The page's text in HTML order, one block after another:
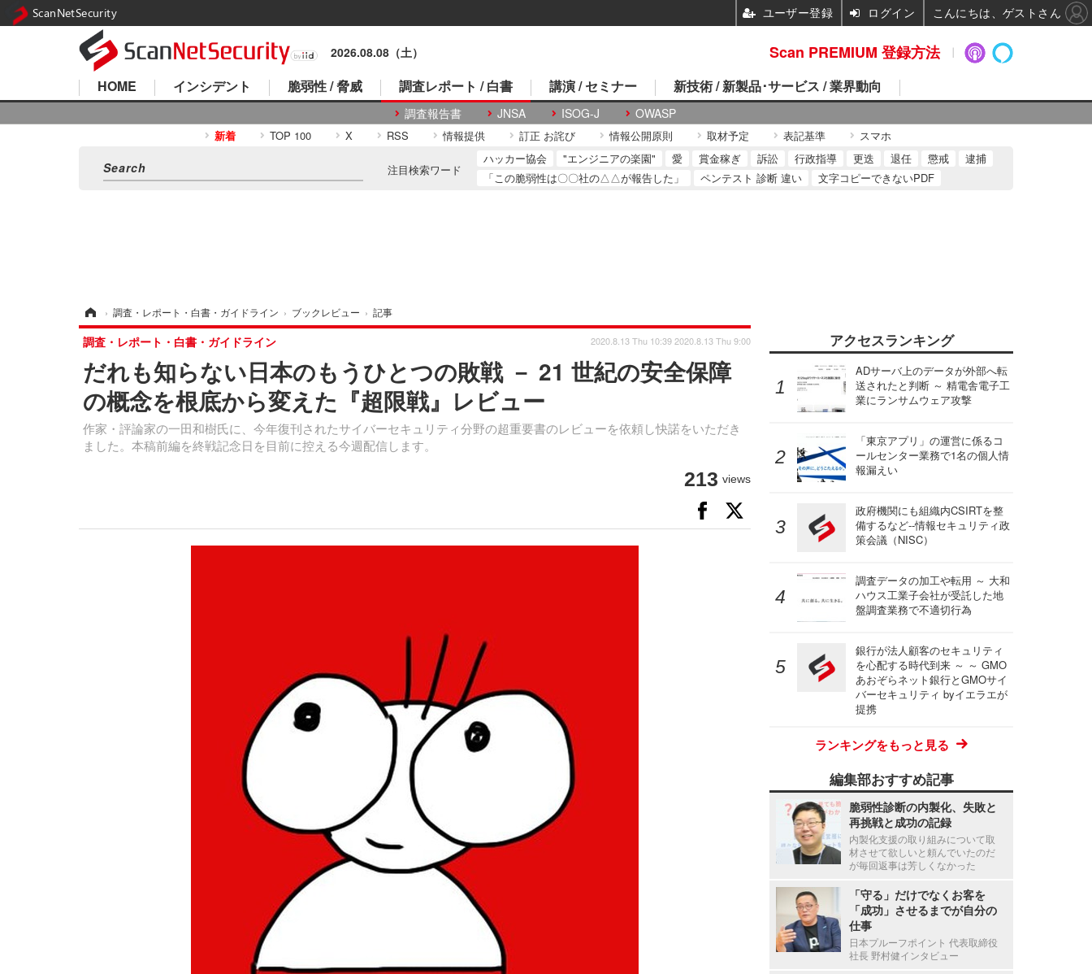
2026.08.08（土）
HOME インシデント 脆弱性 / 脅威 調査レポート / 白書
調査報告書 JNSA ISOG-J OWASP
講演 / セミナー 新技術 / 新製品･サービス / 業界動向
新着 TOP 100 X RSS 情報提供 訂正 お詫び 情報公開原則 取材予定 表記基準 スマホ
注目検索ワード
ハッカー協会 "エンジニアの楽園" 愛 賞金稼ぎ 訴訟 行政指導 更迭 退任 懲戒
逮捕
「この脆弱性は〇〇社の△△が報告した」
ペンテスト 診断 違い 文字コピーできないPDF
› 調査・レポート・白書・ガイドライン › ブックレビュー › 記事
だれも知らない日本のもうひとつの敗戦 － 21 世紀の安全保障
の概念を根底から変えた『超限戦』レビュー
作家・評論家の一田和樹氏に、今年復刊されたサイバーセキュリティ分野の超重要書のレビューを依頼し快諾をいただき
ました。本稿前編を終戦記念日を目前に控える今週配信します。
調査・レポート・白書・ガイドライン 2020.8.13 Thu 10:39 2020.8.13 Thu 9:00
213 views
アクセスランキング
ADサーバ上のデータが外部へ転
送されたと判断 ～ 精電舎電子工
業にランサムウェア攻撃
「東京アプリ」の運営に係るコ
ールセンター業務で1名の個人情
報漏えい
政府機関にも組織内CSIRTを整
備するなど--情報セキュリティ政
策会議（NISC）
調査データの加工や転用 ～ 大和
ハウス工業子会社が受託した地
盤調査業務で不適切行為
銀行が法人顧客のセキュリティ
を心配する時代到来 ～ ～ GMO
あおぞらネット銀行とGMOサイ
バーセキュリティ byイエラエが
提携
ランキングをもっと見る
編集部おすすめ記事
脆弱性診断の内製化、失敗と
再挑戦と成功の記録
内製化支援の取り組みについて取
材させて欲しいと頼んでいたのだ
が毎回返事は芳しくなかった
「守る」だけでなくお客を
「成功」させるまでが自分の
仕事
日本プルーフポイント 代表取締役
社長 野村健インタビュー
Scan PREMIUM 登録方法
ScanNetSecurity ユーザー登録 ログイン こんにちは、ゲストさん